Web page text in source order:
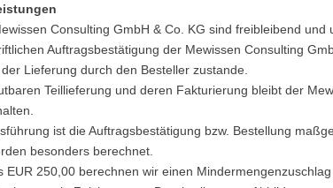
Consulting GmbH & Co. KG sind freibleibend und
Auftragsbestätigung der Mewissen Consulting
Lieferung durch den Besteller zustande.
Teillieferung und deren Fakturierung bleibt der
ist die Auftragsbestätigung bzw. Bestellung
besonders berechnet.
EUR 250,00 berechnen wir einen